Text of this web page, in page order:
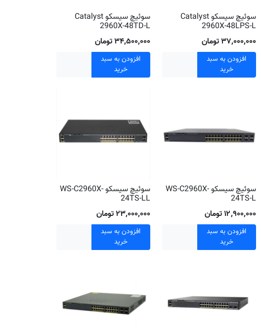
سوئیچ سیسکو Catalyst
2960X-48LPS-L
۳۷٬۰۰۰٬۰۰۰ تومان
افزودن به سبد
خرید
سوئیچ سیسکو Catalyst
2960X-48TD-L
۳۴٬۵۰۰٬۰۰۰ تومان
افزودن به سبد
خرید
سوئیچ سیسکو WS-C2960X-
24TS-L
۱۲٬۹۰۰٬۰۰۰ تومان
افزودن به سبد
خرید
سوئیچ سیسکو WS-C2960X-
24TS-LL
۲۳٬۰۰۰٬۰۰۰ تومان
افزودن به سبد
خرید